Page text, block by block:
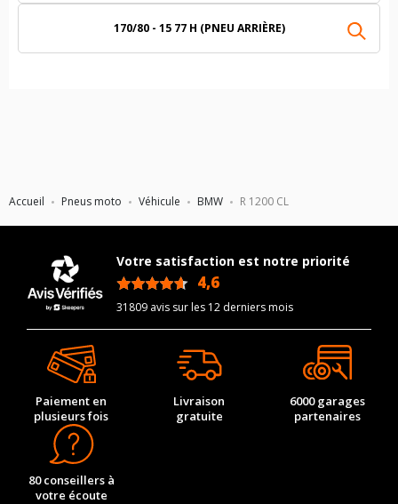
Accueil Pneus moto Véhicule BMW R 1200 CL
170/80 - 15 77 H (PNEU ARRIÈRE)
Votre satisfaction est notre priorité
4,6
31809 avis sur les 12 derniers mois
Paiement en
plusieurs fois
Livraison
gratuite
6000 garages
partenaires
80 conseillers à
votre écoute